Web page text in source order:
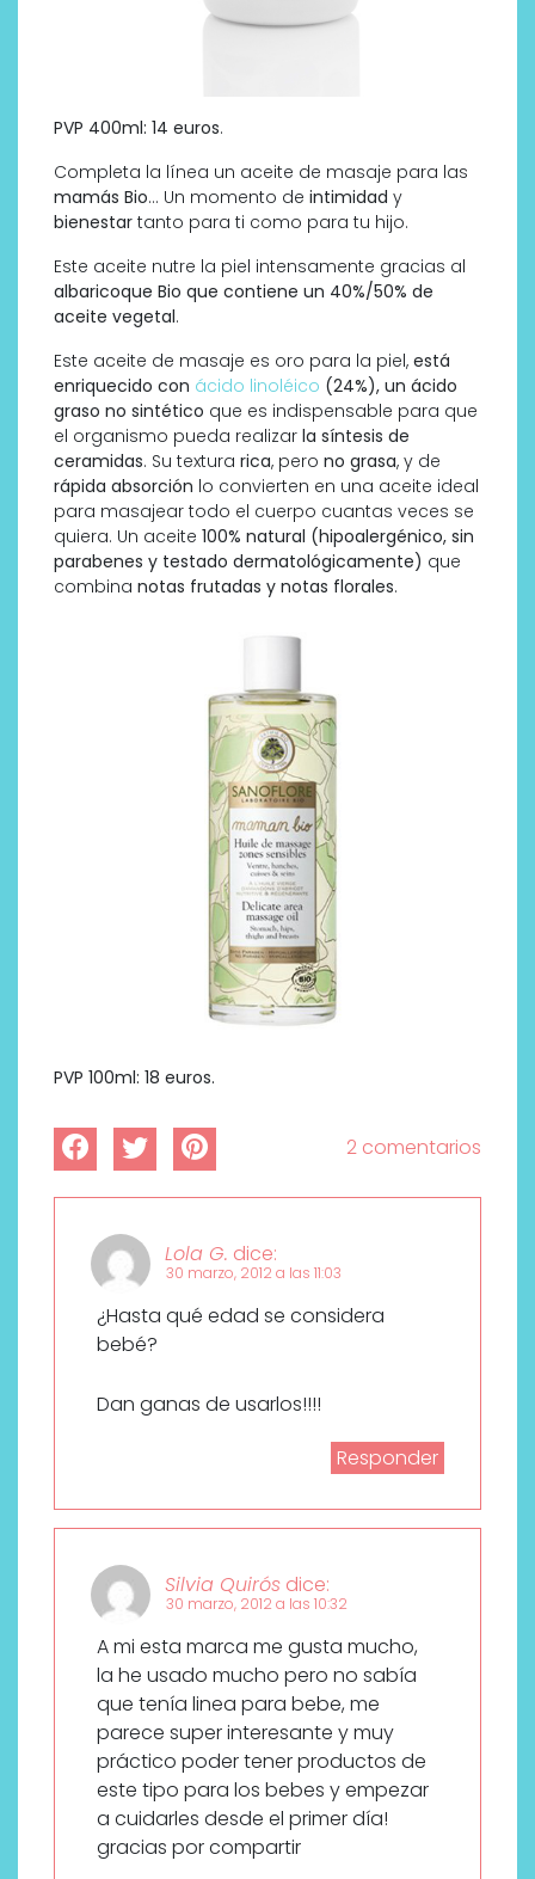
PVP 400ml: 14 euros.
Completa la línea un aceite de masaje para las
mamás Bio… Un momento de intimidad y
bienestar tanto para ti como para tu hijo.
Este aceite nutre la piel intensamente gracias al
albaricoque Bio que contiene un 40%/50% de
aceite vegetal.
Este aceite de masaje es oro para la piel, está
enriquecido con ácido linoléico (24%), un ácido
graso no sintético que es indispensable para que
el organismo pueda realizar la síntesis de
ceramidas. Su textura rica, pero no grasa, y de
rápida absorción lo convierten en una aceite ideal
para masajear todo el cuerpo cuantas veces se
quiera. Un aceite 100% natural (hipoalergénico, sin
parabenes y testado dermatológicamente) que
combina notas frutadas y notas florales.
PVP 100ml: 18 euros.
2 comentarios
Lola G. dice:
30 marzo, 2012 a las 11:03
¿Hasta qué edad se considera
bebé?
Dan ganas de usarlos!!!!
Responder
Silvia Quirós dice:
30 marzo, 2012 a las 10:32
A mi esta marca me gusta mucho,
la he usado mucho pero no sabía
que tenía linea para bebe, me
parece super interesante y muy
práctico poder tener productos de
este tipo para los bebes y empezar
a cuidarles desde el primer día!
gracias por compartir